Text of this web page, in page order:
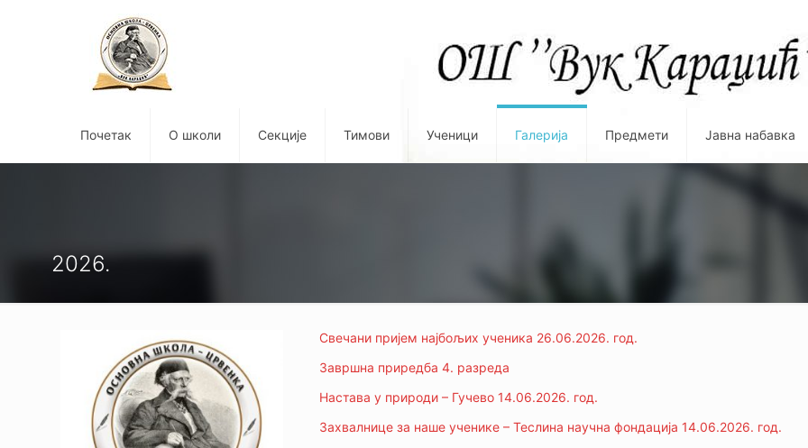
Почетак О школи Секције Тимови Ученици Галерија Предмети Јавна набавка
2026.
Свечани пријем најбољих ученика 26.06.2026. год.
Завршна приредба 4. разреда
Настава у природи – Гучево 14.06.2026. год.
Захвалнице за наше ученике – Теслина научна фондација 14.06.2026. год.